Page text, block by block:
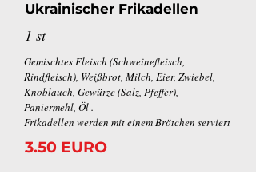
Ukrainischer Frikadellen
1 st
Gemischtes Fleisch (Schweinefleisch,
Rindfleisch), Weißbrot, Milch, Eier, Zwiebel,
Knoblauch, Gewürze (Salz, Pfeffer),
Paniermehl, Öl .
Frikadellen werden mit einem Brötchen serviert
3.50 EURO